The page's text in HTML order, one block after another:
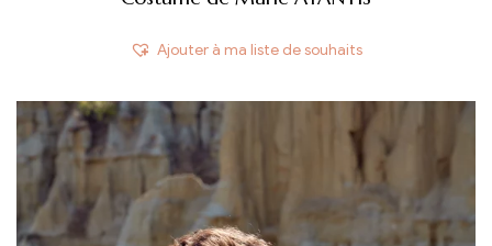
Ajouter à ma liste de souhaits